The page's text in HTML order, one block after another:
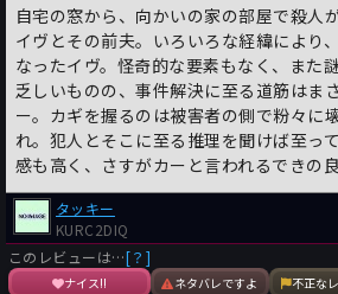
自宅の窓から、向かいの家の部屋で殺人
イヴとその前夫。いろいろな経緯により
なったイヴ。怪奇的な要素もなく、また
乏しいものの、事件解決に至る道筋はま
ー。カギを握るのは被害者の側で粉々に
れ。犯人とそこに至る推理を聞けば至っ
感も高く、さすがカーと言われるできの
タッキー
KURC2DIQ
このレビューは…[？]
ナイス!! ネタバレですよ 不正な